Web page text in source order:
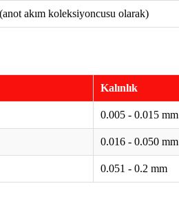
akım koleksiyoncusu olarak)
Kalınlık
0.005 - 0.015 mm
0.016 - 0.050 mm
0.051 - 0.2 mm